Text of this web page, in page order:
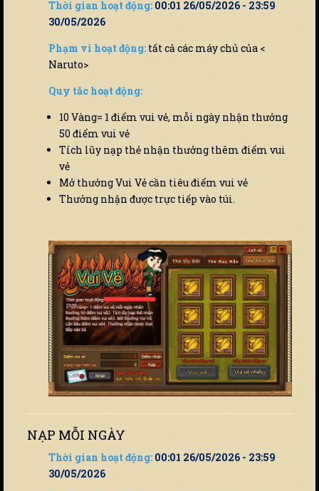
Thời gian hoạt động: 00:01 26/05/2026 - 23:59
30/05/2026
Phạm vi hoạt động: tất cả các máy chủ của <
Naruto>
Quy tắc hoạt động:
10 Vàng= 1 điểm vui vẻ, mỗi ngày nhận thưởng
50 điểm vui vẻ
Tích lũy nạp thẻ nhận thưởng thêm điểm vui
vẻ
Mở thưởng Vui Vẻ cần tiêu điểm vui vẻ
Thưởng nhận được trực tiếp vào túi.
NẠP MỖI NGÀY
Thời gian hoạt động: 00:01 26/05/2026 - 23:59
30/05/2026